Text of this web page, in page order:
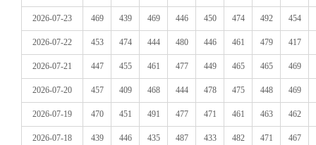
2026-07-23 469 439 469 446 450 474 492 454
2026-07-22 453 474 444 480 446 461 479 417
2026-07-21 447 455 461 477 449 465 465 469
2026-07-20 457 409 468 444 478 475 448 469
2026-07-19 470 451 491 477 471 461 463 462
2026-07-18 439 446 435 487 433 482 471 467